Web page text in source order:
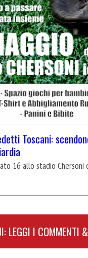
Toscani:
16 allo stadio Chersoni
LEGGI I COMMENTI